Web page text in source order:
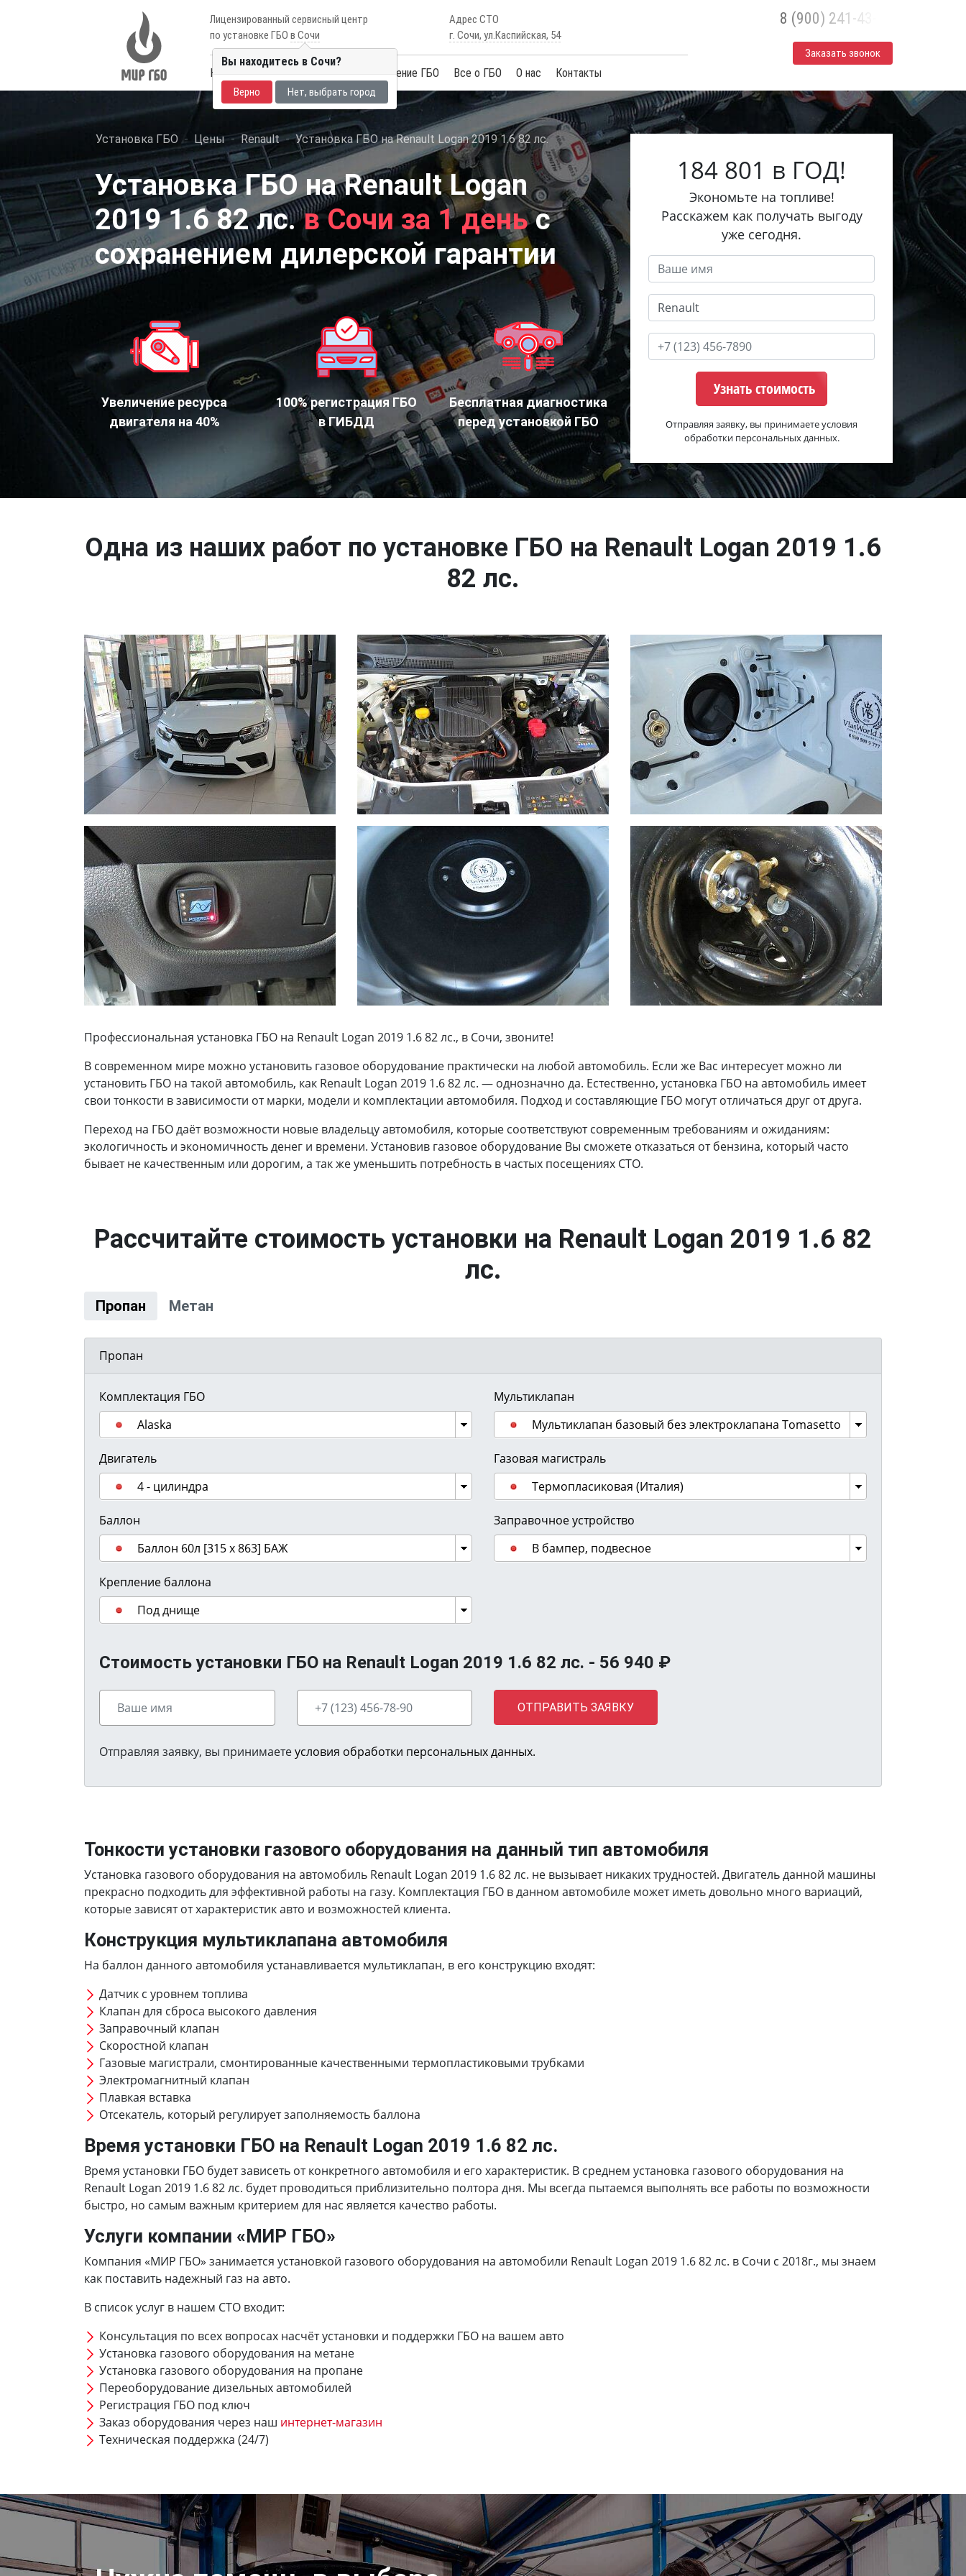
Лицензированный сервисный центр
по установке ГБО в Сочи
Адрес СТО
г. Сочи, ул.Каспийская, 54
Каталог авто Обучение ГБО Все о ГБО О нас Контакты
8 (900) 241-43-30
Заказать звонок
Установка ГБО Цены Renault Установка ГБО на Renault Logan 2019 1.6 82 лс.
Установка ГБО на Renault Logan
2019 1.6 82 лс.в Сочи за 1 деньс
сохранением дилерской гарантии
Увеличение ресурса
двигателя на 40%
100% регистрация ГБО
в ГИБДД
Бесплатная диагностика
перед установкой ГБО
184 801 в ГОД!
Экономьте на топливе!
Расскажем как получать выгоду
уже сегодня.
Узнать стоимость
Отправляя заявку, вы принимаете условия
обработки персональных данных.
Одна из наших работ по установке ГБО на Renault Logan 2019 1.6
82 лс.
Профессиональная установка ГБО на Renault Logan 2019 1.6 82 лс., в Сочи, звоните!
В современном мире можно установить газовое оборудование практически на любой автомобиль. Если же Вас интересует можно ли
установить ГБО на такой автомобиль, как Renault Logan 2019 1.6 82 лс. — однозначно да. Естественно, установка ГБО на автомобиль имеет
свои тонкости в зависимости от марки, модели и комплектации автомобиля. Подход и составляющие ГБО могут отличаться друг от друга.
Переход на ГБО даёт возможности новые владельцу автомобиля, которые соответствуют современным требованиям и ожиданиям:
экологичность и экономичность денег и времени. Установив газовое оборудование Вы сможете отказаться от бензина, который часто
бывает не качественным или дорогим, а так же уменьшить потребность в частых посещениях СТО.
Рассчитайте стоимость установки на Renault Logan 2019 1.6 82
лс.
Пропан Метан
Пропан
Комплектация ГБО
Alaska
Двигатель
4 - цилиндра
Баллон
Баллон 60л [315 х 863] БАЖ
Крепление баллона
Под днище
Мультиклапан
Мультиклапан базовый без электроклапана Tomasetto
Газовая магистраль
Термопласиковая (Италия)
Заправочное устройство
В бампер, подвесное
Стоимость установки ГБО на Renault Logan 2019 1.6 82 лс. - 56 940 ₽
ОТПРАВИТЬ ЗАЯВКУ
Отправляя заявку, вы принимаетеусловия обработки персональных данных.
Тонкости установки газового оборудования на данный тип автомобиля
Установка газового оборудования на автомобиль Renault Logan 2019 1.6 82 лс. не вызывает никаких трудностей. Двигатель данной машины
прекрасно подходить для эффективной работы на газу. Комплектация ГБО в данном автомобиле может иметь довольно много вариаций,
которые зависят от характеристик авто и возможностей клиента.
Конструкция мультиклапана автомобиля
На баллон данного автомобиля устанавливается мультиклапан, в его конструкцию входят:
Датчик с уровнем топлива
Клапан для сброса высокого давления
Заправочный клапан
Скоростной клапан
Газовые магистрали, смонтированные качественными термопластиковыми трубками
Электромагнитный клапан
Плавкая вставка
Отсекатель, который регулирует заполняемость баллона
Время установки ГБО на Renault Logan 2019 1.6 82 лс.
Время установки ГБО будет зависеть от конкретного автомобиля и его характеристик. В среднем установка газового оборудования на
Renault Logan 2019 1.6 82 лс. будет проводиться приблизительно полтора дня. Мы всегда пытаемся выполнять все работы по возможности
быстро, но самым важным критерием для нас является качество работы.
Услуги компании «МИР ГБО»
Компания «МИР ГБО» занимается установкой газового оборудования на автомобили Renault Logan 2019 1.6 82 лс. в Сочи с 2018г., мы знаем
как поставить надежный газ на авто.
В список услуг в нашем СТО входит:
Консультация по всех вопросах насчёт установки и поддержки ГБО на вашем авто
Установка газового оборудования на метане
Установка газового оборудования на пропане
Переоборудование дизельных автомобилей
Регистрация ГБО под ключ
Заказ оборудования через наш интернет-магазин
Техническая поддержка (24/7)
Вы находитесь в Сочи?
Верно Нет, выбрать город